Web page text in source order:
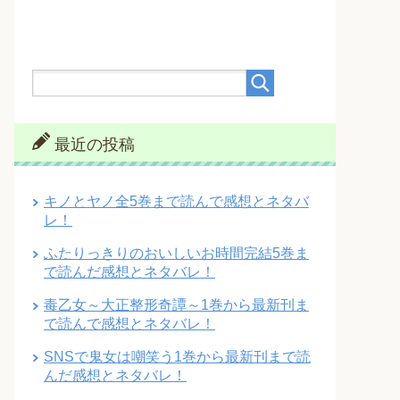
最近の投稿
キノとヤノ全5巻まで読んで感想とネタバ
レ！
ふたりっきりのおいしいお時間完結5巻ま
で読んだ感想とネタバレ！
毒乙女～大正整形奇譚～1巻から最新刊ま
で読んで感想とネタバレ！
SNSで鬼女は嘲笑う1巻から最新刊まで読
んだ感想とネタバレ！